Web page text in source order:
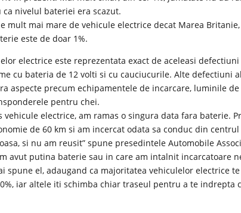
nivelul bateriei era scazut.
mult mai mare de vehicule electrice decat Marea
este de doar 1%.
electrice este reprezentata exact de aceleasi
cu bateria de 12 volti si cu cauciucurile. Alte defectiuni
aspecte precum echipamentele de incarcare, luminile
pentru chei.
vehicule electrice, am ramas o singura data fara baterie.
de 60 km si am incercat odata sa conduc din
si nu am reusit” spune presedintele Automobile
avut putina baterie sau in care am intalnit incarcatoare
spune el, adaugand ca majoritatea vehiculelor electrice
iar altele iti schimba chiar traseul pentru a te indrepta